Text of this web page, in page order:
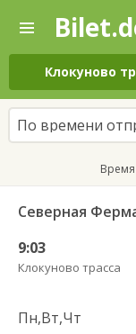
—
Поиск
и
покупка
билетов
на
автобус
онлайн
Клокуново
По времени
Северная
9:03
Клокуново трасса
Пн,Вт,Чт